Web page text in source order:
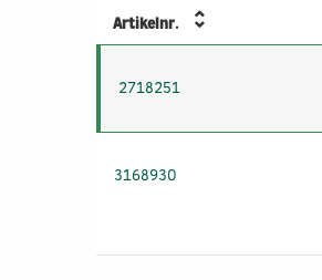
Artikelnr.
2718251
3168930